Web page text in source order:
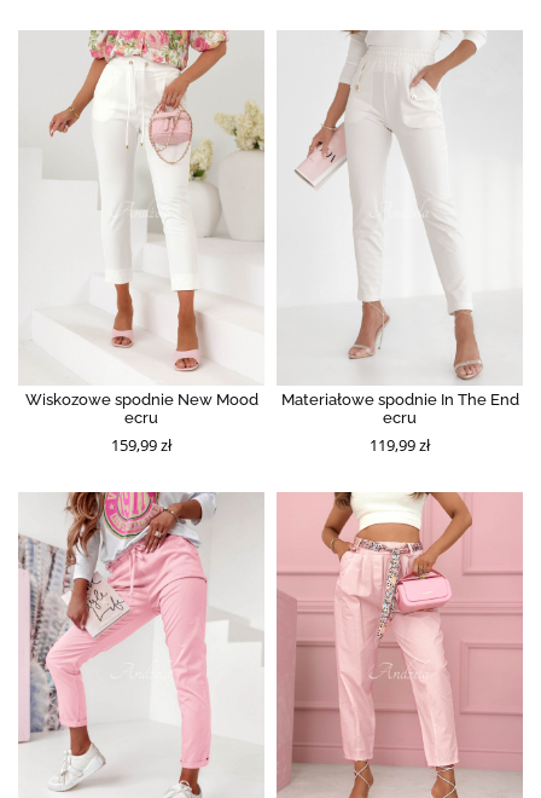
Wiskozowe spodnie New Mood
ecru
159,99 zł
Materiałowe spodnie In The End
ecru
119,99 zł